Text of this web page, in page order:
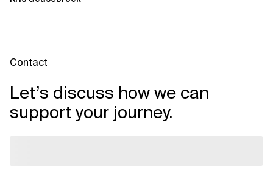
Contact
Let’s discuss how we can
support your journey.